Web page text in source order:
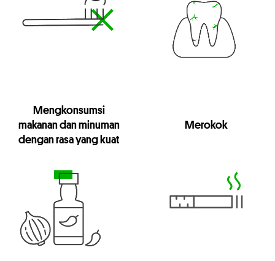
Mengkonsumsi
makanan dan minuman
dengan rasa yang kuat
Merokok